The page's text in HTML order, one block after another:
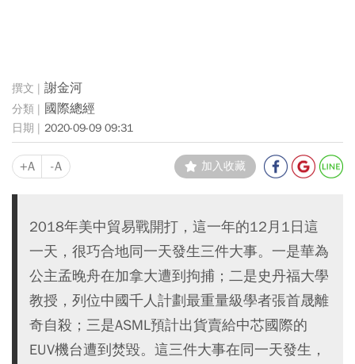
謝金河
國際總經
2020-09-09 09:31
+A -A 加入收藏
2018年美中貿易戰開打，這一年的12月1日這
一天，很巧合地同一天發生三件大事。一是華為
公主孟晚舟在加拿大遭到拘捕；二是史丹福大學
教授，列位中國千人計劃最重量級學者張首晟離
奇自殺；三是ASML預計出貨賣給中芯國際的
EUV機台遭到焚毀。這三件大事在同一天發生，